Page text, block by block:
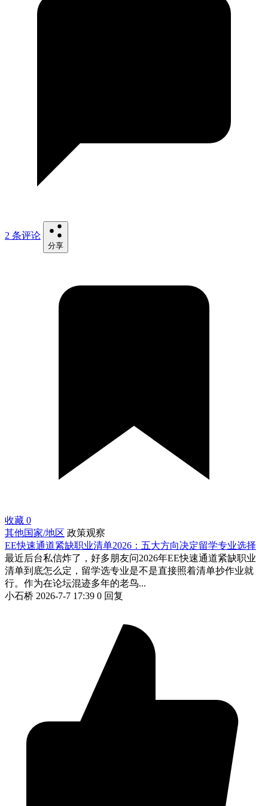
2 条评论
分享
收藏 0
其他国家/地区 政策观察
EE快速通道紧缺职业清单2026：五大方向决定留学专业选择
最近后台私信炸了，好多朋友问2026年EE快速通道紧缺职业
清单到底怎么定，留学选专业是不是直接照着清单抄作业就
行。作为在论坛混迹多年的老鸟...
小石桥 2026-7-7 17:39 0 回复